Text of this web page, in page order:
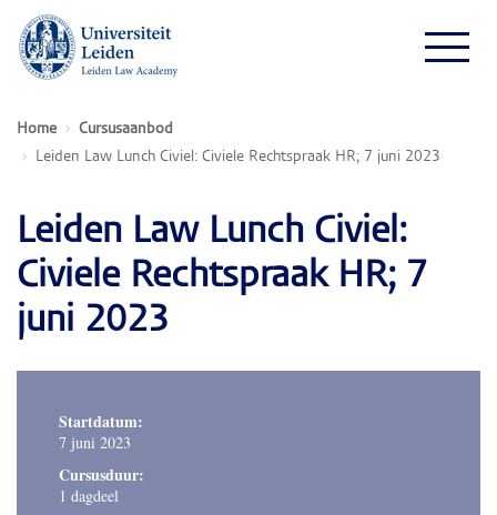
Home
Cursusaanbod
Leiden Law Lunch Civiel: Civiele Rechtspraak HR; 7 juni 2023
Leiden Law Lunch Civiel:
Civiele Rechtspraak HR; 7
juni 2023
Startdatum:
7 juni 2023
Cursusduur:
1 dagdeel